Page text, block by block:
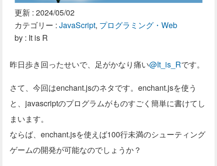
更新 : 2024/05/02
カテゴリー : JavaScript, プログラミング・Web
by : It is R
昨日歩き回ったせいで、足がかなり痛い@It_is_Rです。
さて、今回はenchant.jsのネタです。enchant.jsを使う
と、javascriptのプログラムがものすごく簡単に書けてし
まいます。
ならば、enchant.jsを使えば100行未満のシューティング
ゲームの開発が可能なのでしょうか？